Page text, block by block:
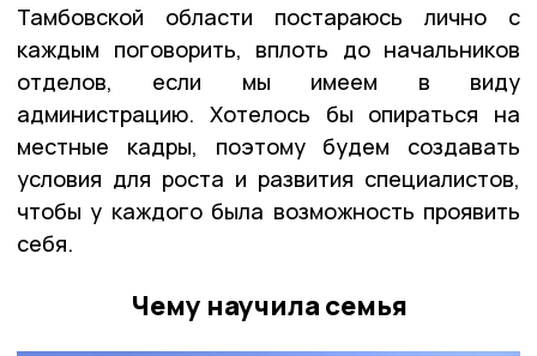
Тамбовской области постараюсь лично с
каждым поговорить, вплоть до начальников
отделов, если мы имеем в виду
администрацию. Хотелось бы опираться на
местные кадры, поэтому будем создавать
условия для роста и развития специалистов,
чтобы у каждого была возможность проявить
себя.
Чему научила семья